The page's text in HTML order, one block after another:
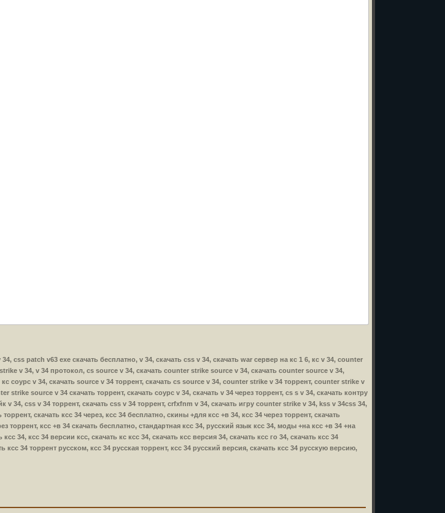
css patch v63 exe скачать бесплатно, v 34, скачать css v 34, скачать war сервер на кс 1 6, кс v 34, counter
v 34, v 34 протокол, cs source v 34, скачать counter strike source v 34, скачать counter source v 34,
соурс v 34, скачать source v 34 торрент, скачать cs source v 34, counter strike v 34 торрент, counter strike v
source v 34 скачать торрент, скачать соурс v 34, скачать v 34 через торрент, cs s v 34, скачать контру
v 34, css v 34 торрент, скачать css v 34 торрент, crfxfnm v 34, скачать игру counter strike v 34, kss v 34css 34,
скачать ксс 34 через, ксс 34 бесплатно, скины +для ксс +в 34, ксс 34 через торрент, скачать
торрент, ксс +в 34 скачать бесплатно, стандартная ксс 34, русский язык ксс 34, моды +на ксс +в 34 +на
34, ксс 34 версии ксс, скачать кс ксс 34, скачать ксс версия 34, скачать ксс го 34, скачать ксс 34
ксс 34 торрент русском, ксс 34 русская торрент, ксс 34 русский версия, скачать ксс 34 русскую версию,